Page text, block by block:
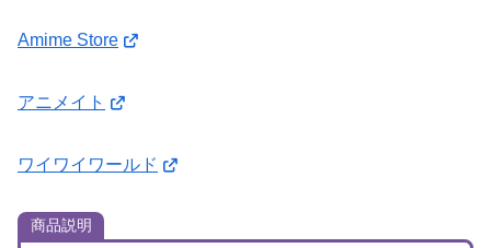
Amime Store
アニメイト
ワイワイワールド
商品説明